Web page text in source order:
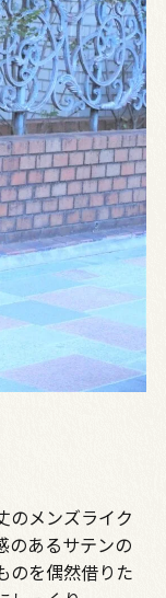
のメンズライク
のあるサテンの
のを偶然借りた